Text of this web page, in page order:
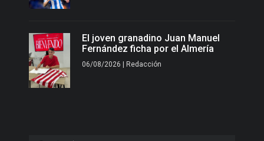
El joven granadino Juan Manuel
Fernández ficha por el Almería
06/08/2026 | Redacción